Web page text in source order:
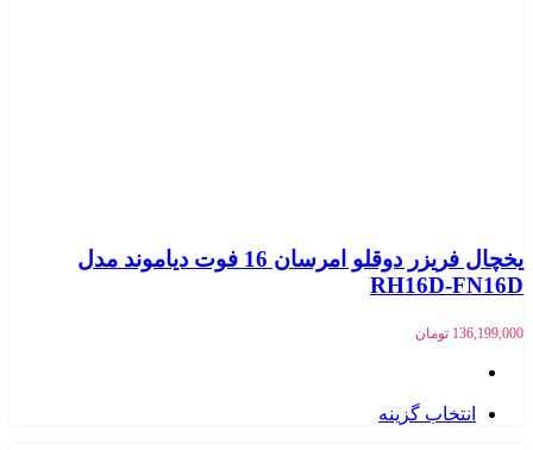
یخچال فریزر دوقلو امرسان 16 فوت دیاموند مدل
RH16D-FN16D
136,199,000 تومان
انتخاب گزینه